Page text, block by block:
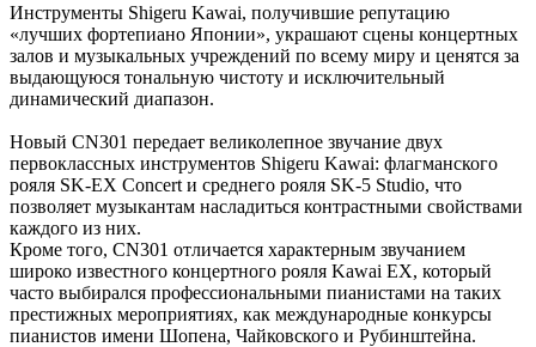
Инструменты Shigeru Kawai, получившие репутацию
«лучших фортепиано Японии», украшают сцены концертных
залов и музыкальных учреждений по всему миру и ценятся за
выдающуюся тональную чистоту и исключительный
динамический диапазон.
Новый CN301 передает великолепное звучание двух
первоклассных инструментов Shigeru Kawai: флагманского
рояля SK-EX Concert и среднего рояля SK-5 Studio, что
позволяет музыкантам насладиться контрастными свойствами
каждого из них.
Кроме того, CN301 отличается характерным звучанием
широко известного концертного рояля Kawai EX, который
часто выбирался профессиональными пианистами на таких
престижных мероприятиях, как международные конкурсы
пианистов имени Шопена, Чайковского и Рубинштейна.